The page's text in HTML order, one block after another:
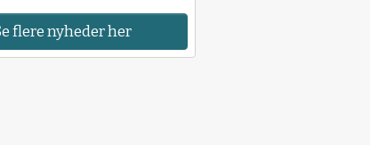
flere nyheder her